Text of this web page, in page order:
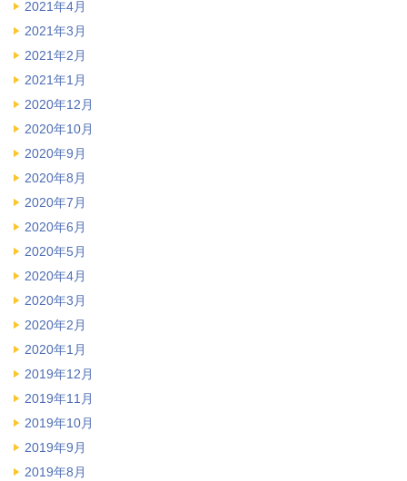
2021年4月
2021年3月
2021年2月
2021年1月
2020年12月
2020年10月
2020年9月
2020年8月
2020年7月
2020年6月
2020年5月
2020年4月
2020年3月
2020年2月
2020年1月
2019年12月
2019年11月
2019年10月
2019年9月
2019年8月